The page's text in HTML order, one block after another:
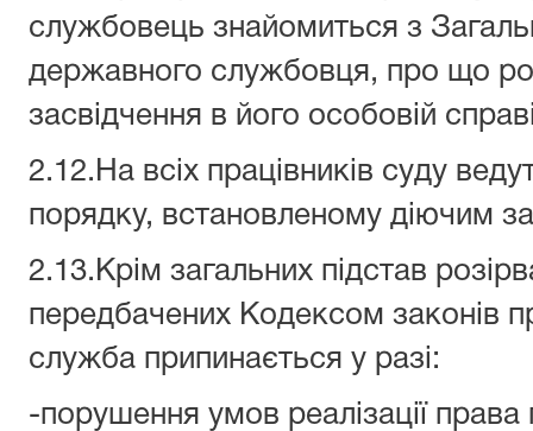
службовець знайомиться з
державного службовця, про що
засвідчення в його особовій
2.12.На всіх працівників суду
порядку, встановленому діючим
2.13.Крім загальних підстав
передбачених Кодексом законів
служба припинається у разі:
-порушення умов реалізації